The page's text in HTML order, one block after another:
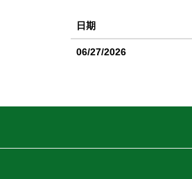
日期
06/27/2026